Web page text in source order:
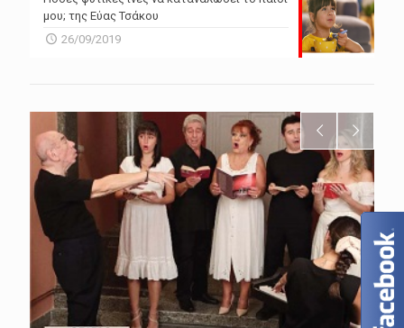
μου; της Εύας Τσάκου
26/09/2019